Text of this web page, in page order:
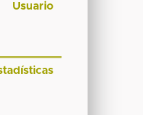
Usuario